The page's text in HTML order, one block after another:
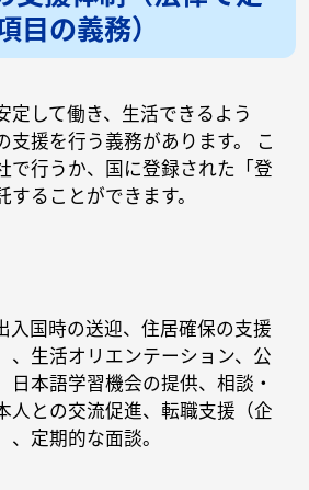
目の義務）
定して働き、生活できるよう
支援を行う義務があります。 こ
で行うか、国に登録された「登
ることができます。
入国時の送迎、住居確保の支援
、生活オリエンテーション、公
日本語学習機会の提供、相談・
人との交流促進、転職支援（企
定期的な面談。